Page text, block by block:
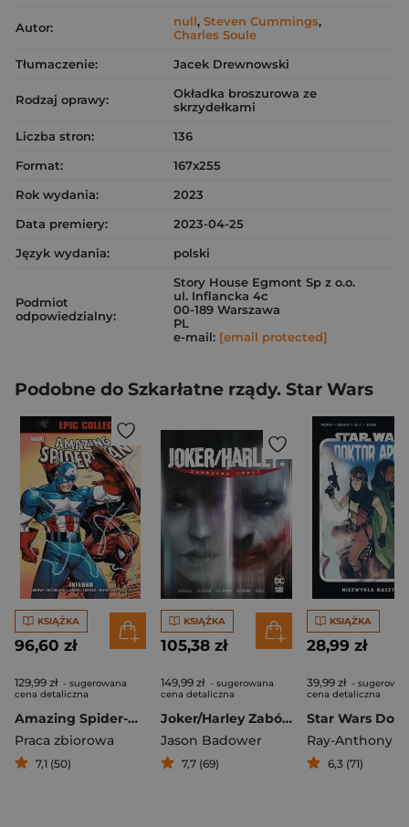
Autor: null, Steven Cummings,
Charles Soule
Tłumaczenie:
Jacek Drewnowski
Rodzaj oprawy:
Okładka broszurowa ze
skrzydełkami
Liczba stron:
136
Format:
167x255
Rok wydania:
2023
Data premiery:
2023-04-25
Język wydania:
polski
Podmiot
odpowiedzialny:
Story House Egmont Sp z o.o.
ul. Inflancka 4c
00-189 Warszawa
PL
e-mail: [email protected]
Podobne do Szkarłatne rządy. Star Wars
KSIĄŻKA
96,60 zł
129,99 zł - sugerowana
cena detaliczna
Amazing Spider-Man Epic Collection Inferno
Praca zbiorowa
7,1 (50)
KSIĄŻKA
105,38 zł
149,99 zł - sugerowana
cena detaliczna
Joker/Harley Zabójczy umysł
Jason Badower
7,7 (69)
KSIĄŻKA
28,99 zł
39,99 zł -
cena detaliczna
6,3 (71)